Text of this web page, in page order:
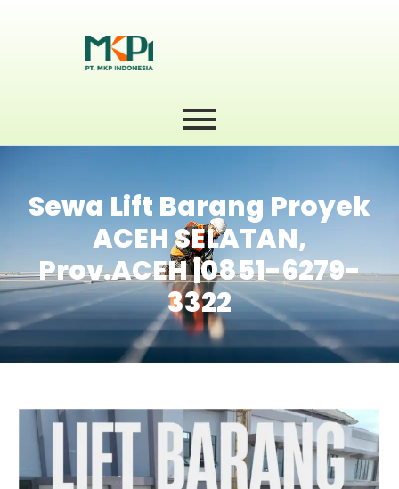
Sewa Lift Barang Proyek
ACEH SELATAN,
Prov.ACEH |0851-6279-
3322